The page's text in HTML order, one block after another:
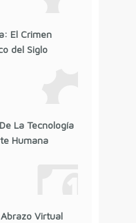
El Crimen
del Siglo
La Tecnología
Humana
Virtual